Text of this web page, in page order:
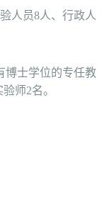
人员8人、行政人
博士学位的专任教
师2名。